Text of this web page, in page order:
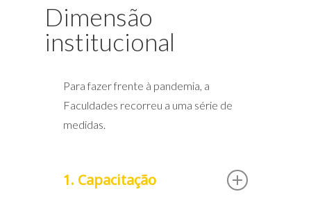
Dimensão
institucional
Para fazer frente à pandemia, a
Faculdades recorreu a uma série de
medidas.
1. Capacitação